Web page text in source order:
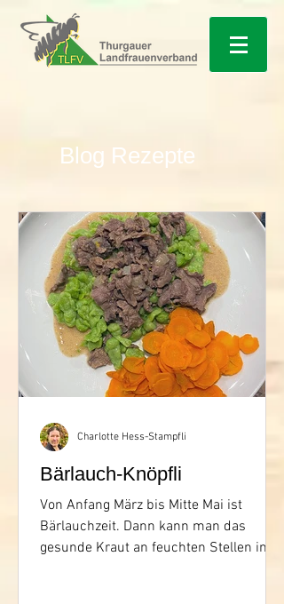
Blog Rezepte
Bärlauch-Knöpfli
Von Anfang März bis Mitte Mai ist
Bärlauchzeit. Dann kann man das
gesunde Kraut an feuchten Stellen im
Charlotte Hess-Stampfli